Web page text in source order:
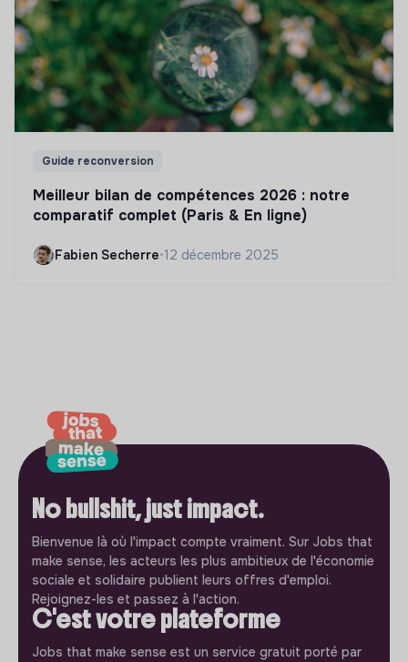
Guide reconversion
Meilleur bilan de compétences 2026 : notre
comparatif complet (Paris & En ligne)
Fabien Secherre•12 décembre 2025
No bullshit, just impact.
Bienvenue là où l'impact compte vraiment. Sur Jobs that
make sense, les acteurs les plus ambitieux de l'économie
sociale et solidaire publient leurs offres d'emploi.
Rejoignez-les et passez à l'action.
C'est votre plateforme
Jobs that make sense est un service gratuit porté par